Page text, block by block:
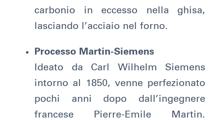
carbonio in eccesso nella ghisa,
lasciando l’acciaio nel forno.
Processo Martin-Siemens
Ideato da Carl Wilhelm Siemens
intorno al 1850, venne perfezionato
pochi anni dopo dall’ingegnere
francese Pierre-Emile Martin.